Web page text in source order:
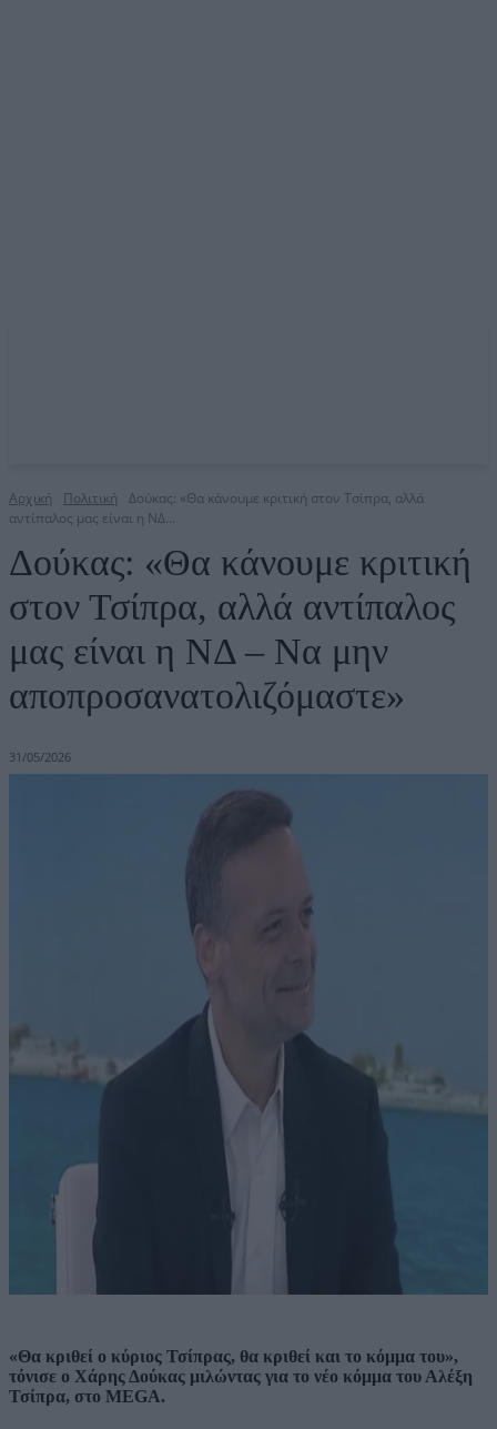
Αρχική Πολιτική
Δούκας: «Θα κάνουμε κριτική στον Τσίπρα, αλλά
αντίπαλος μας είναι η ΝΔ...
Δούκας: «Θα κάνουμε κριτική
στον Τσίπρα, αλλά αντίπαλος
μας είναι η ΝΔ – Να μην
αποπροσανατολιζόμαστε»
31/05/2026
«Θα κριθεί ο κύριος Τσίπρας, θα κριθεί και το κόμμα του»,
τόνισε ο Χάρης Δούκας μιλώντας για το νέο κόμμα του Αλέξη
Τσίπρα, στο MEGA.